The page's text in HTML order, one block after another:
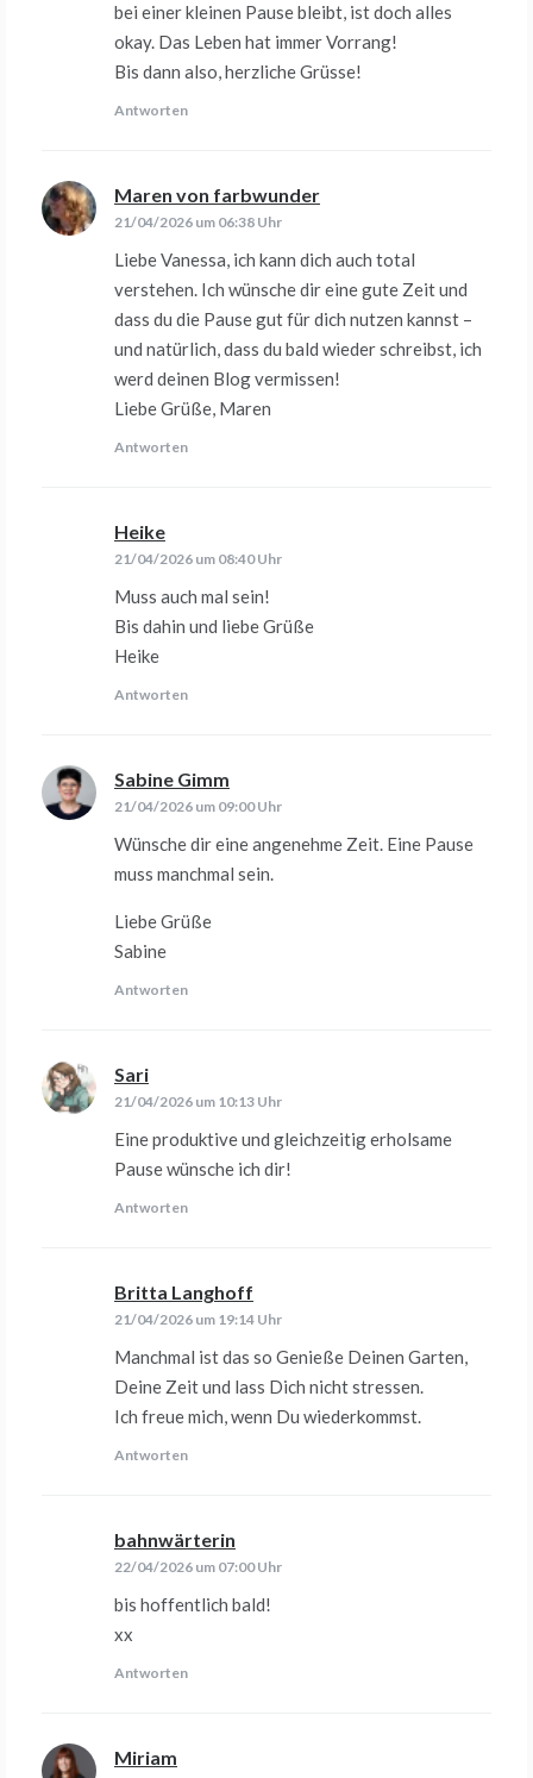
bei einer kleinen Pause bleibt, ist doch alles
okay. Das Leben hat immer Vorrang!
Bis dann also, herzliche Grüsse!
Antworten
Maren von farbwunder
21/04/2026 um 06:38 Uhr
Liebe Vanessa, ich kann dich auch total
verstehen. Ich wünsche dir eine gute Zeit und
dass du die Pause gut für dich nutzen kannst –
und natürlich, dass du bald wieder schreibst, ich
werd deinen Blog vermissen!
Liebe Grüße, Maren
Antworten
Heike
21/04/2026 um 08:40 Uhr
Muss auch mal sein!
Bis dahin und liebe Grüße
Heike
Antworten
Sabine Gimm
21/04/2026 um 09:00 Uhr
Wünsche dir eine angenehme Zeit. Eine Pause
muss manchmal sein.
Liebe Grüße
Sabine
Antworten
Sari
21/04/2026 um 10:13 Uhr
Eine produktive und gleichzeitig erholsame
Pause wünsche ich dir!
Antworten
Britta Langhoff
21/04/2026 um 19:14 Uhr
Manchmal ist das so Genieße Deinen Garten,
Deine Zeit und lass Dich nicht stressen.
Ich freue mich, wenn Du wiederkommst.
Antworten
bahnwärterin
22/04/2026 um 07:00 Uhr
bis hoffentlich bald!
xx
Antworten
Miriam